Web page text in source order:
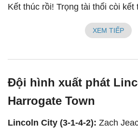
Kết thúc rồi! Trọng tài thổi còi kết
XEM TIẾP
Đội hình xuất phát
Harrogate Town
Lincoln City (3-1-4-2): Zach